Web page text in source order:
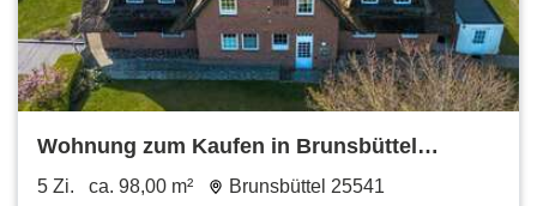
Wohnung zum Kaufen in Brunsbüttel
325.000 € 98 m²
5 Zi. ca. 98,00 m² Brunsbüttel 25541